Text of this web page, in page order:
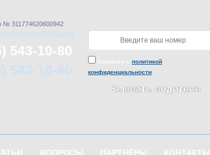
№ 311774620600942
543-10-80
543-10-80
Согласен с политикой
конфиденциальности
Вызвать водителя
ВОПРОСЫ ПАРТНЁРЫ КОНТАКТЫ